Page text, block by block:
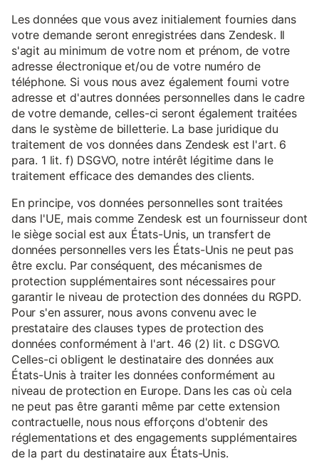
Les données que vous avez initialement fournies dans
votre demande seront enregistrées dans Zendesk. Il
s'agit au minimum de votre nom et prénom, de votre
adresse électronique et/ou de votre numéro de
téléphone. Si vous nous avez également fourni votre
adresse et d'autres données personnelles dans le cadre
de votre demande, celles-ci seront également traitées
dans le système de billetterie. La base juridique du
traitement de vos données dans Zendesk est l'art. 6
para. 1 lit. f) DSGVO, notre intérêt légitime dans le
traitement efficace des demandes des clients.
En principe, vos données personnelles sont traitées
dans l'UE, mais comme Zendesk est un fournisseur dont
le siège social est aux États-Unis, un transfert de
données personnelles vers les États-Unis ne peut pas
être exclu. Par conséquent, des mécanismes de
protection supplémentaires sont nécessaires pour
garantir le niveau de protection des données du RGPD.
Pour s'en assurer, nous avons convenu avec le
prestataire des clauses types de protection des
données conformément à l'art. 46 (2) lit. c DSGVO.
Celles-ci obligent le destinataire des données aux
États-Unis à traiter les données conformément au
niveau de protection en Europe. Dans les cas où cela
ne peut pas être garanti même par cette extension
contractuelle, nous nous efforçons d'obtenir des
réglementations et des engagements supplémentaires
de la part du destinataire aux États-Unis.